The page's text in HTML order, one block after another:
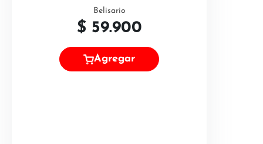
Belisario
$ 59.900
Agregar